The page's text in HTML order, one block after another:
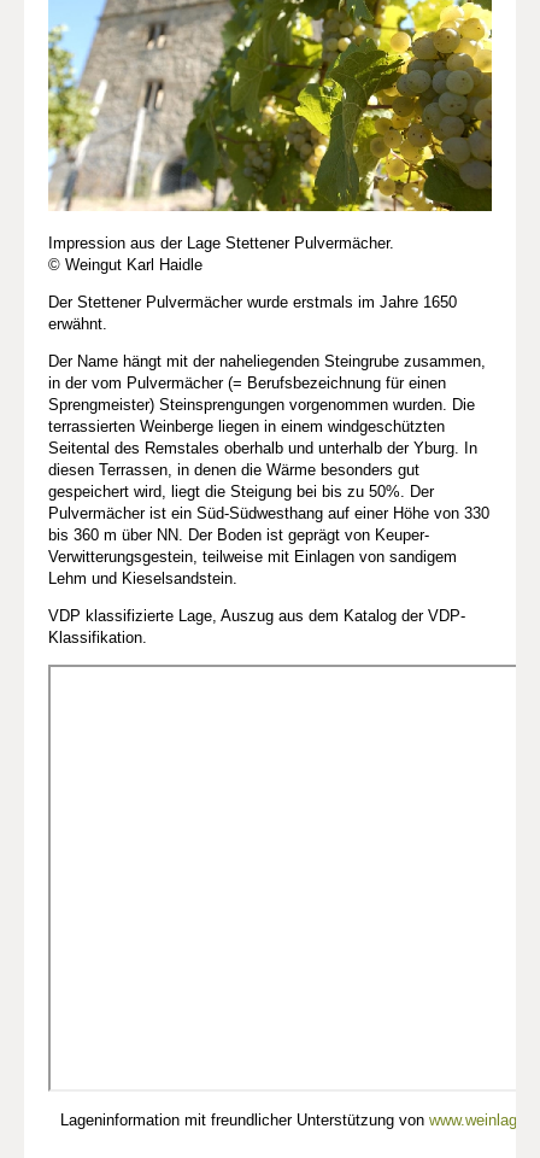
Impression aus der Lage Stettener Pulvermächer.
© Weingut Karl Haidle
Der Stettener Pulvermächer wurde erstmals im Jahre 1650
erwähnt.
Der Name hängt mit der naheliegenden Steingrube zusammen,
in der vom Pulvermächer (= Berufsbezeichnung für einen
Sprengmeister) Steinsprengungen vorgenommen wurden. Die
terrassierten Weinberge liegen in einem windgeschützten
Seitental des Remstales oberhalb und unterhalb der Yburg. In
diesen Terrassen, in denen die Wärme besonders gut
gespeichert wird, liegt die Steigung bei bis zu 50%. Der
Pulvermächer ist ein Süd-Südwesthang auf einer Höhe von 330
bis 360 m über NN. Der Boden ist geprägt von Keuper-
Verwitterungsgestein, teilweise mit Einlagen von sandigem
Lehm und Kieselsandstein.
VDP klassifizierte Lage, Auszug aus dem Katalog der VDP-
Klassifikation.
Lageninformation mit freundlicher Unterstützung von